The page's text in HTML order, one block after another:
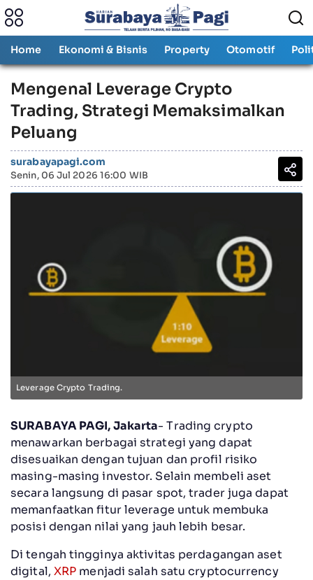
Home Ekonomi & Bisnis Property Otomotif
Mengenal Leverage Crypto
Trading, Strategi Memaksimalkan
Peluang
surabayapagi.com
Senin, 06 Jul 2026 16:00 WIB
Leverage Crypto Trading.
SURABAYA PAGI, Jakarta- Trading crypto
menawarkan berbagai strategi yang dapat
disesuaikan dengan tujuan dan profil risiko
masing-masing investor. Selain membeli aset
secara langsung di pasar spot, trader juga dapat
memanfaatkan fitur leverage untuk membuka
posisi dengan nilai yang jauh lebih besar.
Di tengah tingginya aktivitas perdagangan aset
digital, XRP menjadi salah satu cryptocurrency